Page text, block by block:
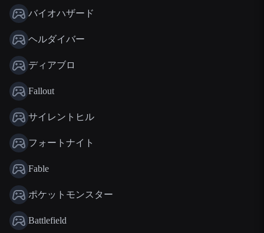
バイオハザード
ヘルダイバー
ディアブロ
Fallout
サイレントヒル
フォートナイト
Fable
ポケットモンスター
Battlefield